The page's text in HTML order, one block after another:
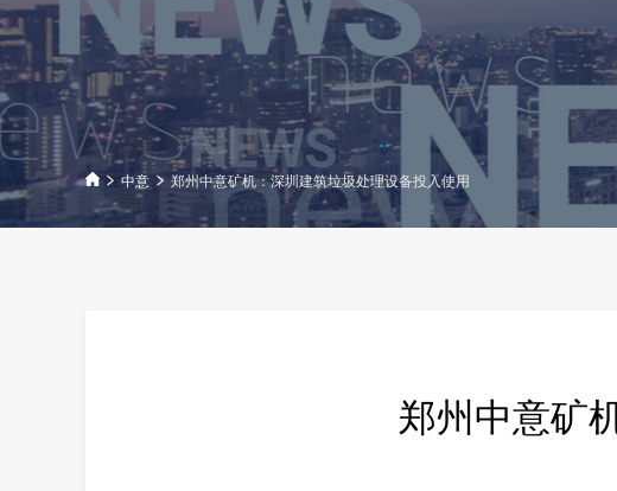
中意 郑州中意矿机：深圳建筑垃圾处理设备投入使用
郑州中意矿